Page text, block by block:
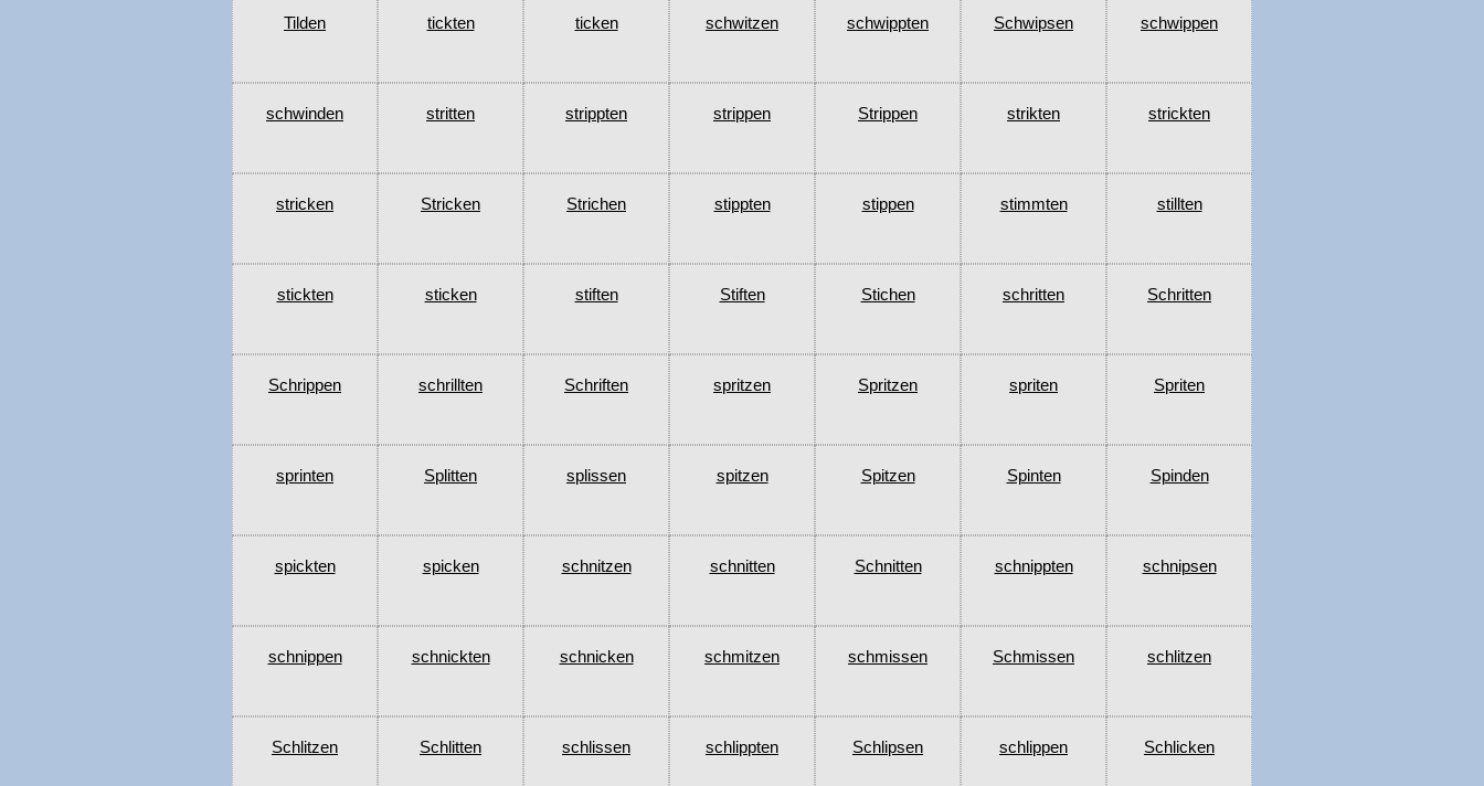
Tilden tickten ticken schwitzen schwippten Schwipsen schwippen
schwinden stritten strippten strippen Strippen strikten strickten
stricken Stricken Strichen stippten stippen stimmten stillten
stickten sticken stiften Stiften Stichen schritten Schritten
Schrippen schrillten Schriften spritzen Spritzen spriten Spriten
sprinten Splitten splissen spitzen Spitzen Spinten Spinden
spickten spicken schnitzen schnitten Schnitten schnippten schnipsen
schnippen schnickten schnicken schmitzen schmissen Schmissen schlitzen
Schlitzen Schlitten schlissen schlippten Schlipsen schlippen Schlicken